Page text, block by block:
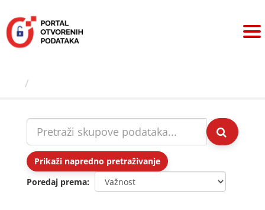
sadržaj
Prikaži napredno pretraživanje
Poredaj prema